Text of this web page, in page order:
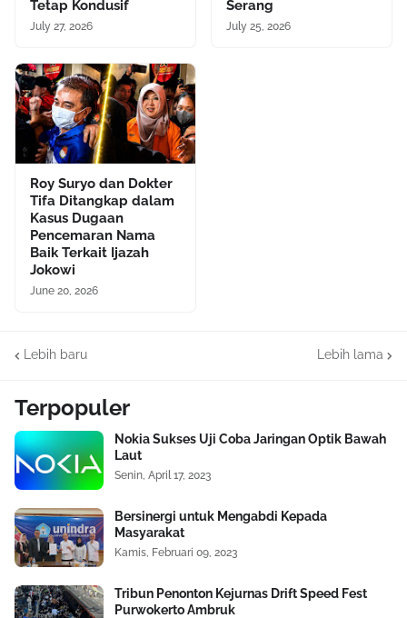
Tetap Kondusif
July 27, 2026
Serang
July 25, 2026
Roy Suryo dan Dokter
Tifa Ditangkap dalam
Kasus Dugaan
Pencemaran Nama
Baik Terkait Ijazah
Jokowi
June 20, 2026
Lebih baru Lebih lama
Terpopuler
Nokia Sukses Uji Coba Jaringan Optik Bawah
Laut
Senin, April 17, 2023
Bersinergi untuk Mengabdi Kepada
Masyarakat
Kamis, Februari 09, 2023
Tribun Penonton Kejurnas Drift Speed Fest
Purwokerto Ambruk